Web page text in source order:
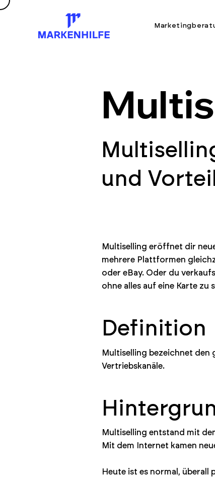
und
Multiselling eröffnet dir
mehrere Plattformen
oder eBay. Oder du
ohne alles auf eine Karte zu
Definition
Multiselling bezeichnet den
Vertriebskanäle.
Multiselling entstand mit
Mit dem Internet kamen
Heute ist es normal, überall